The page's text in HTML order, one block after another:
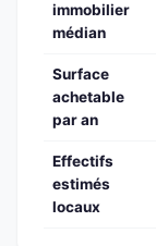
immobilier
médian
Surface
achetable
par an
Effectifs
estimés
locaux